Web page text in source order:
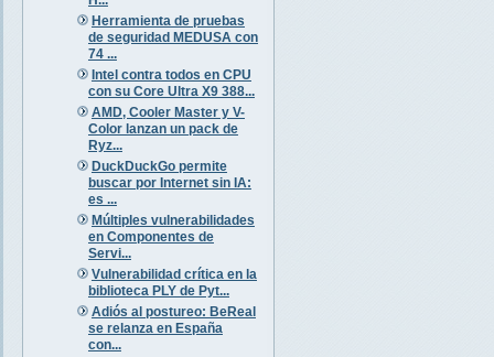
Herramienta de pruebas
de seguridad MEDUSA con
74 ...
Intel contra todos en CPU
con su Core Ultra X9 388...
AMD, Cooler Master y V-
Color lanzan un pack de
Ryz...
DuckDuckGo permite
buscar por Internet sin IA:
es ...
Múltiples vulnerabilidades
en Componentes de
Servi...
Vulnerabilidad crítica en la
biblioteca PLY de Pyt...
Adiós al postureo: BeReal
se relanza en España
con...